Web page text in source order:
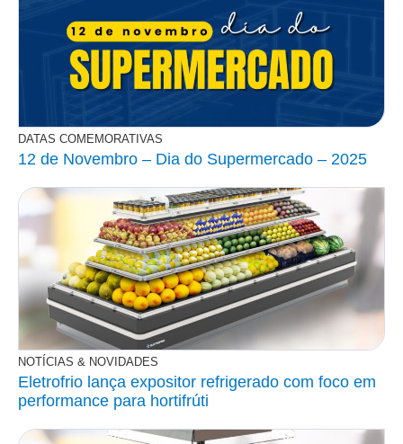
DATAS COMEMORATIVAS
12 de Novembro – Dia do Supermercado – 2025
NOTÍCIAS & NOVIDADES
Eletrofrio lança expositor refrigerado com foco em
performance para hortifrúti